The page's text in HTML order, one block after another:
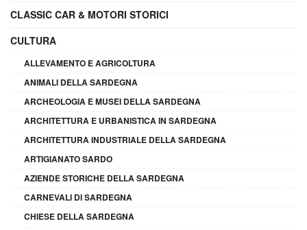
CLASSIC CAR & MOTORI STORICI
CULTURA
ALLEVAMENTO E AGRICOLTURA
ANIMALI DELLA SARDEGNA
ARCHEOLOGIA E MUSEI DELLA SARDEGNA
ARCHITETTURA E URBANISTICA IN SARDEGNA
ARCHITETTURA INDUSTRIALE DELLA SARDEGNA
ARTIGIANATO SARDO
AZIENDE STORICHE DELLA SARDEGNA
CARNEVALI DI SARDEGNA
CHIESE DELLA SARDEGNA